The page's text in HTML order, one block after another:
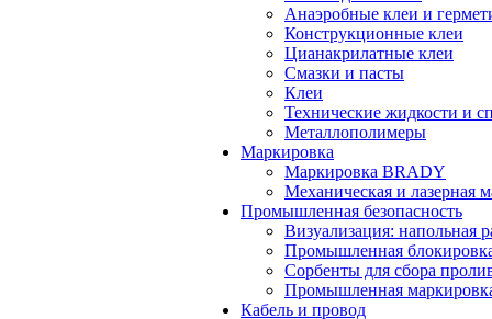
Анаэробные клеи и
Конструкционные клеи
Цианакрилатные клеи
Смазки и пасты
Клеи
Технические жидкости и
Металлополимеры
Маркировка
Маркировка BRADY
Механическая и лазерная
Промышленная безопасность
Визуализация: напольная
Промышленная
Сорбенты для сбора
Промышленная
Кабель и провод